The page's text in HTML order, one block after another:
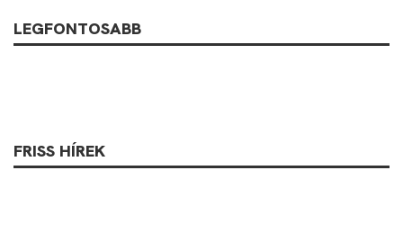
LEGFONTOSABB
FRISS HÍREK